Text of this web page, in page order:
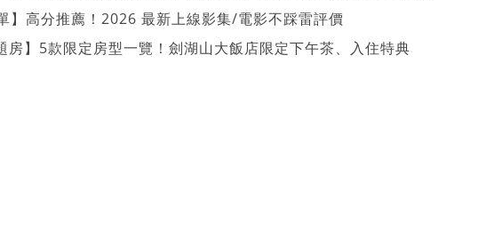
】高分推薦！2026 最新上線影集/電影不踩雷評價
房】5款限定房型一覽！劍湖山大飯店限定下午茶、入住特典